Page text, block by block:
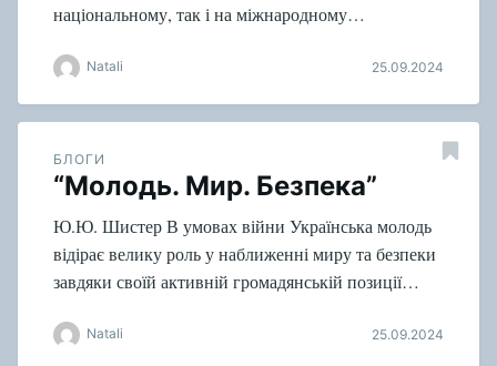
національному, так і на міжнародному…
Natali 25.09.2024
БЛОГИ
“Молодь. Мир. Безпека”
Ю.Ю. Шистер В умовах війни Українська молодь
відірає велику роль у наближенні миру та безпеки
завдяки своїй активній громадянській позиції…
Natali 25.09.2024